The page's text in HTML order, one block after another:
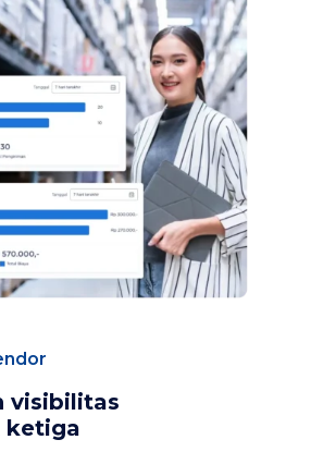
visibilitas
ketiga